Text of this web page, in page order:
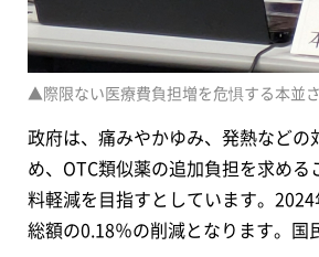
▲際限ない医療費負担増を危惧する本並
政府は、痛みやかゆみ、発熱など
め、OTC類似薬の追加負担を求め
料軽減を目指すとしています。
総額の0.18％の削減となります。国